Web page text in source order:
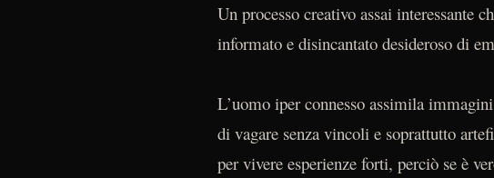
Un processo creativo assai interessante
informato e disincantato desideroso di
L’uomo iper connesso assimila
di vagare senza vincoli e soprattutto
per vivere esperienze forti, perciò se è